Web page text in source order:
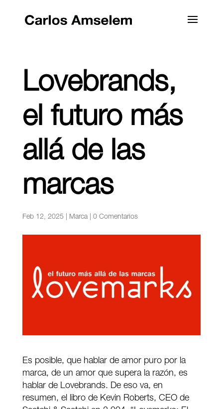
Lovebrands,
el futuro más
allá de las
marcas
Feb 12, 2025 Marca| 0 Comentarios
Es posible, que hablar de amor puro por la
marca, de un amor que supera la razón, es
hablar de Lovebrands. De eso va, en
resumen, el libro de Kevin Roberts, CEO de